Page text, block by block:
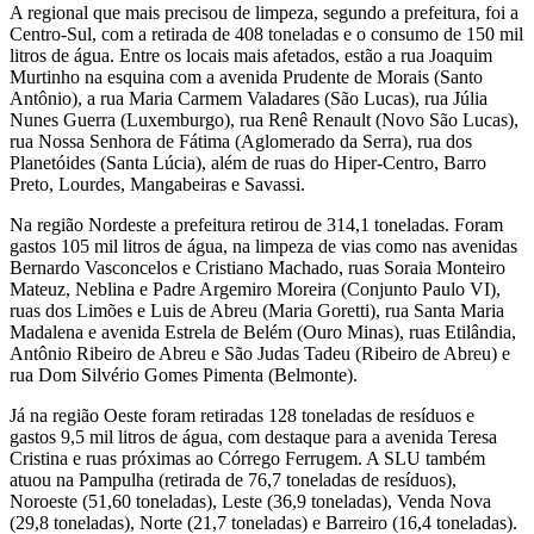
A regional que mais precisou de limpeza, segundo a prefeitura, foi a
Centro-Sul, com a retirada de 408 toneladas e o consumo de 150 mil
litros de água. Entre os locais mais afetados, estão a rua Joaquim
Murtinho na esquina com a avenida Prudente de Morais (Santo
Antônio), a rua Maria Carmem Valadares (São Lucas), rua Júlia
Nunes Guerra (Luxemburgo), rua Renê Renault (Novo São Lucas),
rua Nossa Senhora de Fátima (Aglomerado da Serra), rua dos
Planetóides (Santa Lúcia), além de ruas do Hiper-Centro, Barro
Preto, Lourdes, Mangabeiras e Savassi.
Na região Nordeste a prefeitura retirou de 314,1 toneladas. Foram
gastos 105 mil litros de água, na limpeza de vias como nas avenidas
Bernardo Vasconcelos e Cristiano Machado, ruas Soraia Monteiro
Mateuz, Neblina e Padre Argemiro Moreira (Conjunto Paulo VI),
ruas dos Limões e Luis de Abreu (Maria Goretti), rua Santa Maria
Madalena e avenida Estrela de Belém (Ouro Minas), ruas Etilândia,
Antônio Ribeiro de Abreu e São Judas Tadeu (Ribeiro de Abreu) e
rua Dom Silvério Gomes Pimenta (Belmonte).
Já na região Oeste foram retiradas 128 toneladas de resíduos e
gastos 9,5 mil litros de água, com destaque para a avenida Teresa
Cristina e ruas próximas ao Córrego Ferrugem. A SLU também
atuou na Pampulha (retirada de 76,7 toneladas de resíduos),
Noroeste (51,60 toneladas), Leste (36,9 toneladas), Venda Nova
(29,8 toneladas), Norte (21,7 toneladas) e Barreiro (16,4 toneladas).